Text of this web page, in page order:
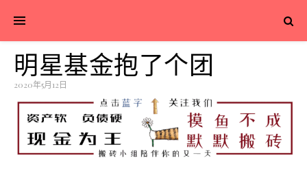
明星基金抱了个团
2020年5月12日